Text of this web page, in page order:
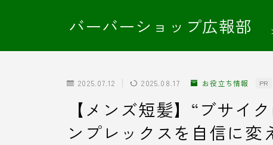
バーバーショップ広報部
2025.07.12 2025.08.17 お役立ち情報 PR
【メンズ短髪】“ブサイ
ンプレックスを自信に変